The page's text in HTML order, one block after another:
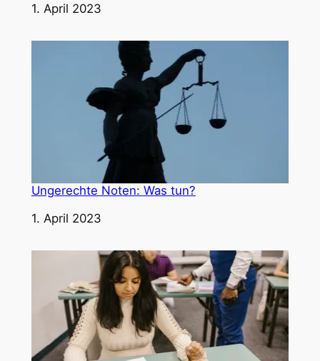
Datum
1. April 2023
Ungerechte Noten: Was tun?
Datum
1. April 2023